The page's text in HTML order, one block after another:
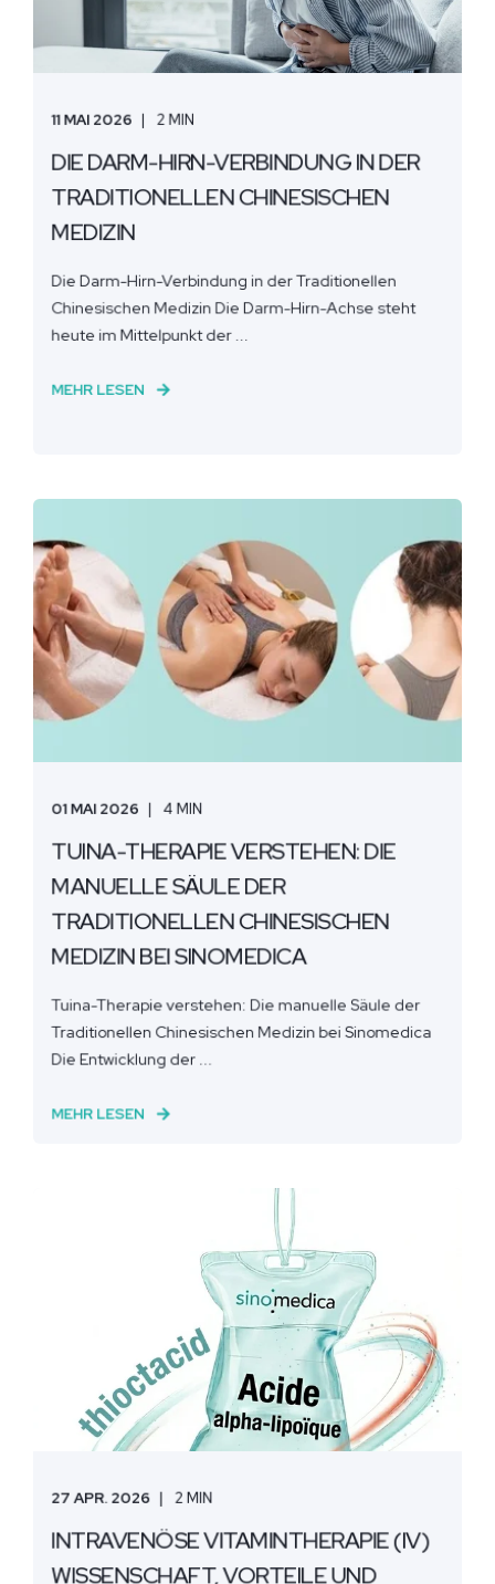
11 MAI 2026 2 MIN
DIE DARM-HIRN-VERBINDUNG IN DER
TRADITIONELLEN CHINESISCHEN
MEDIZIN
Die Darm-Hirn-Verbindung in der Traditionellen
Chinesischen Medizin Die Darm-Hirn-Achse steht
heute im Mittelpunkt der ...
MEHR LESEN
01 MAI 2026 4 MIN
TUINA-THERAPIE VERSTEHEN: DIE
MANUELLE SÄULE DER
TRADITIONELLEN CHINESISCHEN
MEDIZIN BEI SINOMEDICA
Tuina-Therapie verstehen: Die manuelle Säule der
Traditionellen Chinesischen Medizin bei Sinomedica
Die Entwicklung der ...
MEHR LESEN
27 APR. 2026 2 MIN
INTRAVENÖSE VITAMINTHERAPIE (IV)
WISSENSCHAFT, VORTEILE UND